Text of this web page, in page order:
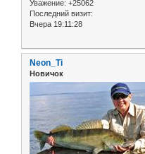
Уважение: +25062
Последний визит:
Вчера 19:11:28
Neon_Ti
Новичок